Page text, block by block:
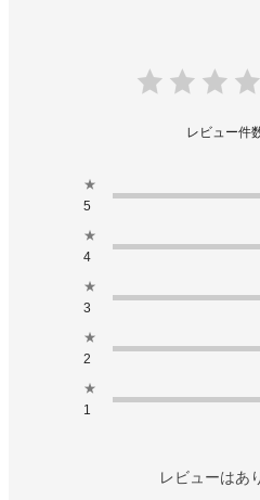
レビュー件
★
5
★
4
★
3
★
2
★
1
レビューはあ